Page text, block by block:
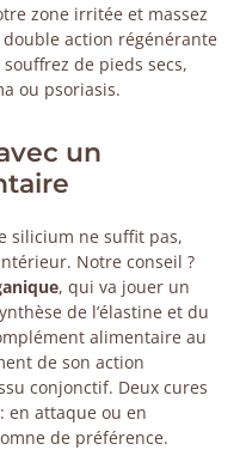
zone irritée et massez
double action régénérante
de pieds secs,
ou psoriasis.
un
silicium ne suffit pas,
Notre conseil ?
, qui va jouer un
de l’élastine et du
alimentaire au
de son action
conjonctif. Deux cures
en attaque ou en
de préférence.